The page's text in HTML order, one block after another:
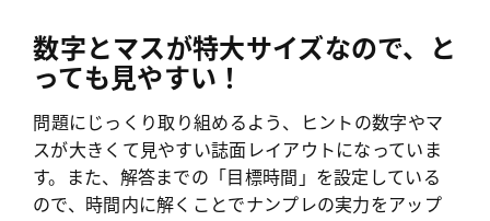
数字とマスが特大サイズなので、と
っても見やすい！
問題にじっくり取り組めるよう、ヒントの数字やマ
スが大きくて見やすい誌面レイアウトになっていま
す。また、解答までの「目標時間」を設定している
ので、時間内に解くことでナンプレの実力をアップ